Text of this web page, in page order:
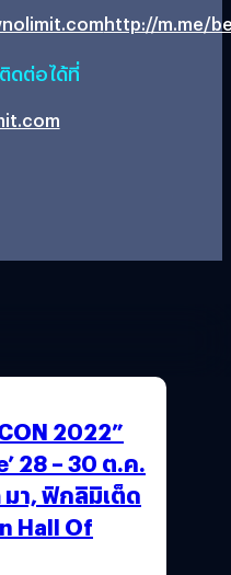
http://m.me/
ดต่อได้ที่
2022”
28 – 30 ต.ค.
า, ฟิกลิมิเต็ด
Hall Of